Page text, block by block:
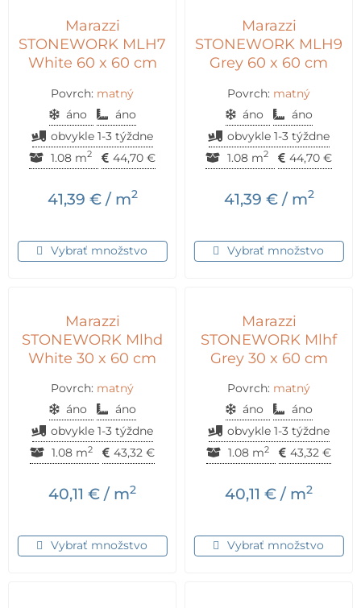
Marazzi
STONEWORK MLH7
White 60 x 60 cm
Povrch: matný
áno
áno
obvykle 1-3 týždne
1.08 m2 44,70 €
41,39 €/ m2
Vybrať množstvo
Marazzi
STONEWORK MLH9
Grey 60 x 60 cm
Povrch: matný
áno
áno
obvykle 1-3 týždne
1.08 m2 44,70 €
41,39 €/ m2
Vybrať množstvo
Marazzi
STONEWORK Mlhd
White 30 x 60 cm
Povrch: matný
áno
áno
obvykle 1-3 týždne
1.08 m2 43,32 €
40,11 € / m2
Vybrať množstvo
Marazzi
STONEWORK Mlhf
Grey 30 x 60 cm
Povrch: matný
áno
áno
obvykle 1-3 týždne
1.08 m2 43,32 €
40,11 € / m2
Vybrať množstvo